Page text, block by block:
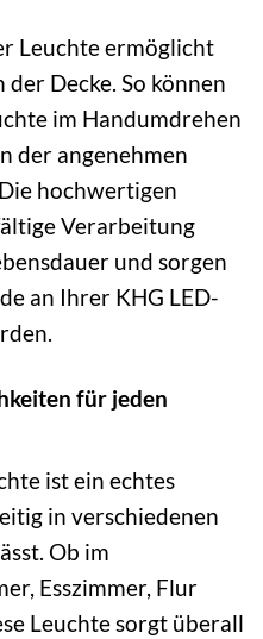
Leuchte ermöglicht
Decke. So können
im Handumdrehen
der angenehmen
hochwertigen
Verarbeitung
und sorgen
an Ihrer KHG LED-
für jeden
ist ein echtes
in verschiedenen
Ob im
Esszimmer, Flur
Leuchte sorgt überall